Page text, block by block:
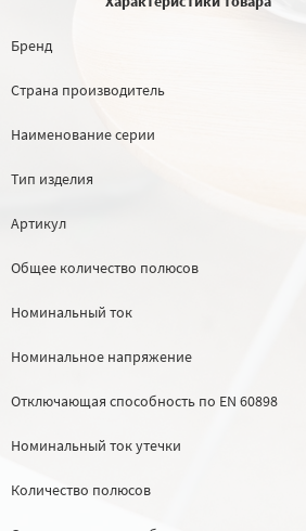
Бренд
Страна производитель
Наименование серии
Тип изделия
Артикул
Общее количество полюсов
Номинальный ток
Номинальное напряжение
Отключающая способность по EN 60898
Номинальный ток утечки
Количество полюсов